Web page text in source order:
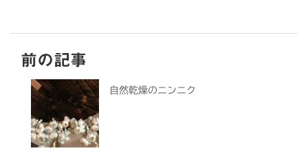
前の記事
自然乾燥のニンニク